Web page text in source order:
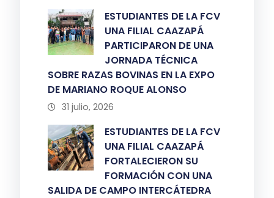
ESTUDIANTES DE LA FCV
UNA FILIAL CAAZAPÁ
PARTICIPARON DE UNA
JORNADA TÉCNICA
SOBRE RAZAS BOVINAS EN LA EXPO
DE MARIANO ROQUE ALONSO
31 julio, 2026
ESTUDIANTES DE LA FCV
UNA FILIAL CAAZAPÁ
FORTALECIERON SU
FORMACIÓN CON UNA
SALIDA DE CAMPO INTERCÁTEDRA